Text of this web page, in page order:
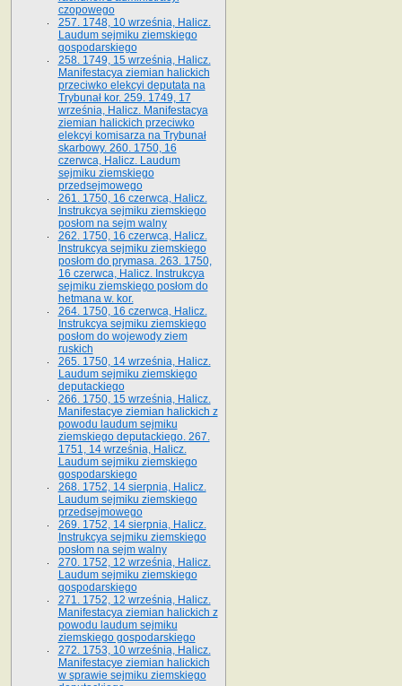
czopowego
257. 1748, 10 września, Halicz.
Laudum sejmiku ziemskiego
gospodarskiego
258. 1749, 15 września, Halicz.
Manifestacya ziemian halickich
przeciwko elekcyi deputata na
Trybunał kor. 259. 1749, 17
września, Halicz. Manifestacya
ziemian halickich przeciwko
elekcyi komisarza na Trybunał
skarbowy. 260. 1750, 16
czerwca, Halicz. Laudum
sejmiku ziemskiego
przedsejmowego
261. 1750, 16 czerwca, Halicz.
Instrukcya sejmiku ziemskiego
posłom na sejm walny
262. 1750, 16 czerwca, Halicz.
Instrukcya sejmiku ziemskiego
posłom do prymasa. 263. 1750,
16 czerwca, Halicz. Instrukcya
sejmiku ziemskiego posłom do
hetmana w. kor.
264. 1750, 16 czerwca, Halicz.
Instrukcya sejmiku ziemskiego
posłom do wojewody ziem
ruskich
265. 1750, 14 września, Halicz.
Laudum sejmiku ziemskiego
deputackiego
266. 1750, 15 września, Halicz.
Manifestacye ziemian halickich z
powodu laudum sejmiku
ziemskiego deputackiego. 267.
1751, 14 września, Halicz.
Laudum sejmiku ziemskiego
gospodarskiego
268. 1752, 14 sierpnia, Halicz.
Laudum sejmiku ziemskiego
przedsejmowego
269. 1752, 14 sierpnia, Halicz.
Instrukcya sejmiku ziemskiego
posłom na sejm walny
270. 1752, 12 września, Halicz.
Laudum sejmiku ziemskiego
gospodarskiego
271. 1752, 12 września, Halicz.
Manifestacya ziemian halickich z
powodu laudum sejmiku
ziemskiego gospodarskiego
272. 1753, 10 września, Halicz.
Manifestacye ziemian halickich
w sprawie sejmiku ziemskiego